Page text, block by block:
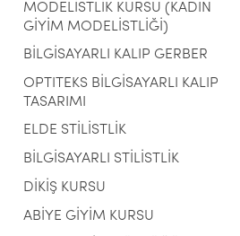
MODELİSTLİK KURSU (KADIN
GİYİM MODELİSTLİĞİ)
BİLGİSAYARLI KALIP GERBER
OPTITEKS BİLGİSAYARLI KALIP
TASARIMI
ELDE STİLİSTLİK
BİLGİSAYARLI STİLİSTLİK
DİKİŞ KURSU
ABİYE GİYİM KURSU